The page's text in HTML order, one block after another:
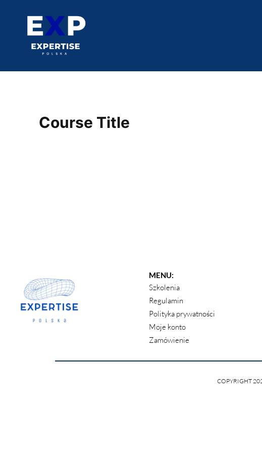
Course Title
MENU:
Szkolenia
Regulamin
Polityka prywatności
Moje konto
Zamówienie
COPYRIGHT